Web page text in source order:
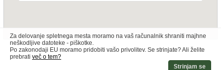
Za delovanje spletnega mesta moramo na vaš računalnik shraniti majhne
neškodljive datoteke - piškotke.
Po zakonodaji EU moramo pridobiti vašo privolitev. Se strinjate? Ali želite
prebrati več o tem?
Strinjam se